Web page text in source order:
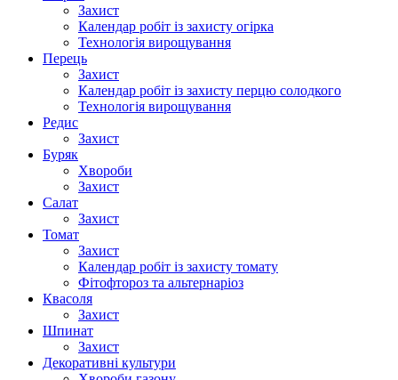
Захист
Календар робіт із захисту огірка
Технологія вирощування
Перець
Захист
Календар робіт із захисту перцю солодкого
Технологія вирощування
Редис
Захист
Буряк
Хвороби
Захист
Салат
Захист
Томат
Захист
Календар робіт із захисту томату
Фітофтороз та альтернаріоз
Квасоля
Захист
Шпинат
Захист
Декоративні культури